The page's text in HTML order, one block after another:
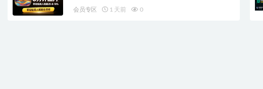
会员专区 1 天前 0